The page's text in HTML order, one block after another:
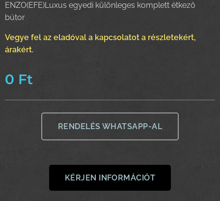
ENZO(EFE)Luxus egyedi különleges komplett étkező
bútor
Vegye fel az eladóval a kapcsolatot a részletekért,
árakért.
0 Ft
RENDELÉS WHATSAPP-AL
KÉRJEN INFORMÁCIÓT